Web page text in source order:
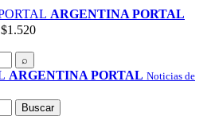
ARGENTINA PORTAL
$1.520
⌕
ARGENTINA PORTAL Noticias de
Buscar